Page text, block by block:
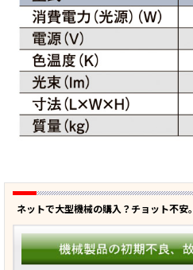
ネットで大型機械の購入？チョット不安。